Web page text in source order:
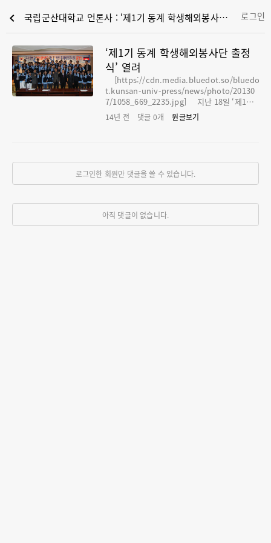
chevron_left 국립군산대학교 언론사 : ‘제1기 동계 학생해외봉사단 출정식’ 열려 로그인
‘제1기 동계 학생해외봉사단 출정
식’ 열려
t.kunsan-univ-press/news/photo/20130
7/1058_669_2235.jpg] 지난 18일 ‘제1기
동계 학생해외봉사단 출정식’이 열렸다. 봉사단
은 캄보디아의 따스나에 초등학교와 자매결혼
공연 등 다양한 프로그램으로 구성되어 있다.
차대용 학생대표는 “지속적인 봉사활동으로 군
국을 세계에 알리겠다”고 말했다.
14년 전 댓글 0개 원글보기
로그인한 회원만 댓글을 쓸 수 있습니다.
아직 댓글이 없습니다.